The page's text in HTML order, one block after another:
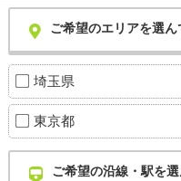
ご希望のエリアを選
埼玉県
東京都
ご希望の沿線・駅を